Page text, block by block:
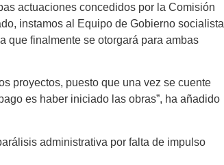
actuaciones concedidos por la Comisión
instamos al Equipo de Gobierno socialista
que finalmente se otorgará para ambas
proyectos, puesto que una vez se cuente
es haber iniciado las obras”, ha añadido
administrativa por falta de impulso